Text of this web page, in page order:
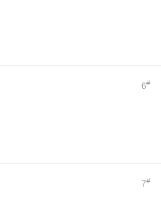
6#
7#